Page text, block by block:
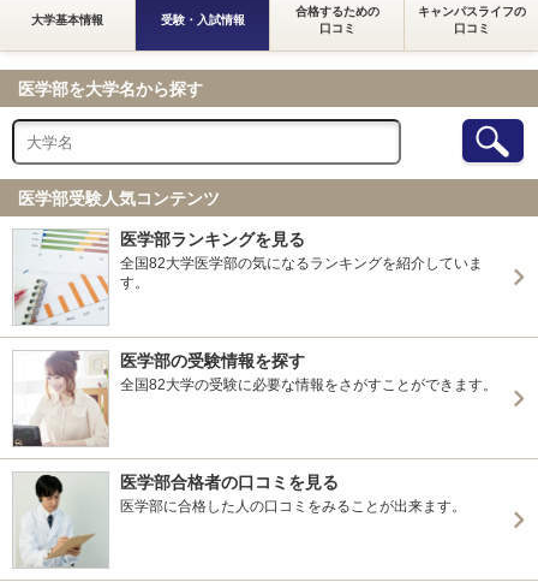
旭川医科大学 私費外国人留学生選抜
弘前大学 前期
弘前大学 総合型選抜Ⅱ
東北大学 前期
秋田大学 前期
山形大学 前期
福島県立医科大学 前期（一般）
群馬大学 前期
群馬大学 私費外国人留学生選抜
千葉大学 私費外国人留学生選抜
東京大学 前期
東京科学大学(旧東京医科歯科大学) 前期
大学基本情報 受験・入試情報
合格するための
口コミ
キャンパスライフの
口コミ
医学部を大学名から探す
医学部受験人気コンテンツ
医学部ランキングを見る
全国82大学医学部の気になるランキングを紹介していま
す。
医学部の受験情報を探す
全国82大学の受験に必要な情報をさがすことができます。
医学部合格者の口コミを見る
医学部に合格した人の口コミをみることが出来ます。